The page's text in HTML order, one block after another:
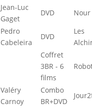
Jean-Luc
Gaget
DVD Nour
Pedro
Cabeleira
DVD
Les
Coffret
3BR - 6
films
Valéry
Carnoy
Combo
BR+DVD